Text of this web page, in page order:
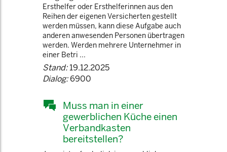
Ersthelfer oder Ersthelferinnen aus den
Reihen der eigenen Versicherten gestellt
werden müssen, kann diese Aufgabe auch
anderen anwesenden Personen übertragen
werden. Werden mehrere Unternehmer in
einer Betri ...
Stand:19.12.2025
Dialog:6900
Muss man in einer
gewerblichen Küche einen
Verbandkasten
bereitstellen?